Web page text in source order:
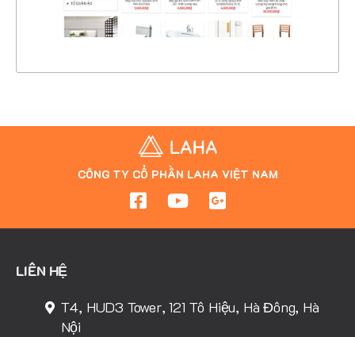
XEM THỰC TẾ
CÔNG TY CỔ PHẦN LAHA VIỆT NAM
LIÊN HỆ
T4, HUD3 Tower, 121 Tô Hiệu, Hà Đông, Hà
Nội